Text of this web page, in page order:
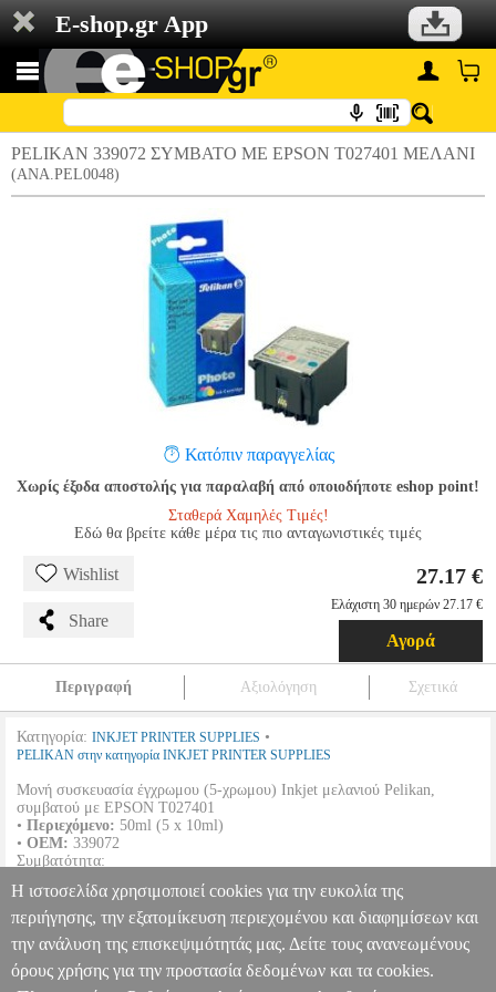
E-shop.gr App
PELIKAN 339072 ΣΥΜΒΑΤΟ ΜΕ EPSON T027401 ΜΕΛΑΝΙ
(ANA.PEL0048)
Κατόπιν παραγγελίας
Χωρίς έξοδα αποστολής για παραλαβή από οποιοδήποτε eshop point!
Σταθερά Χαμηλές Τιμές!
Εδώ θα βρείτε κάθε μέρα τις πιο ανταγωνιστικές τιμές
Wishlist
Share
27.17 €
Ελάχιστη 30 ημερών 27.17 €
Αγορά
Περιγραφή Αξιολόγηση Σχετικά
Κατηγορία: INKJET PRINTER SUPPLIES •
PELIKAN στην κατηγορία INKJET PRINTER SUPPLIES
Μονή συσκευασία έγχρωμου (5-χρωμου) Inkjet μελανιού Pelikan,
συμβατού με EPSON T027401
• Περιεχόμενο: 50ml (5 x 10ml)
• OEM: 339072
Συμβατότητα:
EPSON
Stylus Photo 925 |
PELIKAN 339072 ΣΥΜΒΑΤΟ ΜΕ EPSON T027401 ΜΕΛΑΝΙ
ANA.PEL0048 ANA.PEL0048 PELIKAN PELIKAN INKJET
Η ιστοσελίδα χρησιμοποιεί cookies για την ευκολία της
περιήγησης, την εξατομίκευση περιεχομένου και διαφημίσεων και
την ανάλυση της επισκεψιμότητάς μας. Δείτε τους ανανεωμένους
όρους χρήσης για την προστασία δεδομένων και τα cookies.